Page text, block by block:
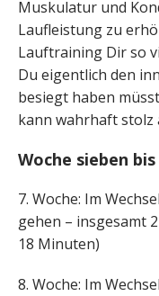
Muskulatur und
Laufleistung zu
Lauftraining Dir so
Du eigentlich den
besiegt haben
kann wahrhaft stolz
Woche sieben
7. Woche: Im
gehen – insgesamt
18 Minuten)
8. Woche: Im